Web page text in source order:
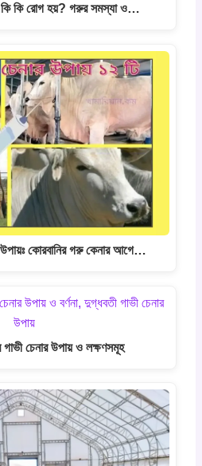
কি কি রোগ হয়? গরুর সমস্যা ও…
কোরবানির গরু কেনার আগে…
চেনার উপায় ও লক্ষণসমূহ